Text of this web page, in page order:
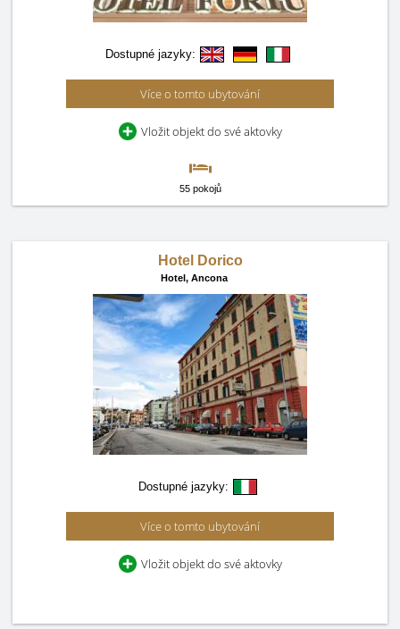
Dostupné jazyky:
Více o tomto ubytování
Vložit objekt do své aktovky
55 pokojů
Hotel Dorico
Hotel, Ancona
Dostupné jazyky:
Více o tomto ubytování
Vložit objekt do své aktovky